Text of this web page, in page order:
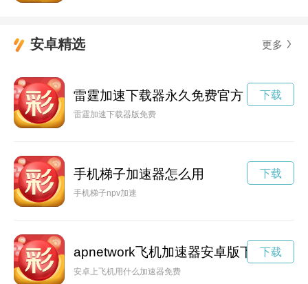
安卓精选 更多
雷霆加速下载器永久免费官方
雷霆加速下载器版免费
下载
手机梯子加速器怎么用
手机梯子npv加速
下载
apnetwork飞机加速器安卓版下载
安卓上飞机用什么加速器免费
下载